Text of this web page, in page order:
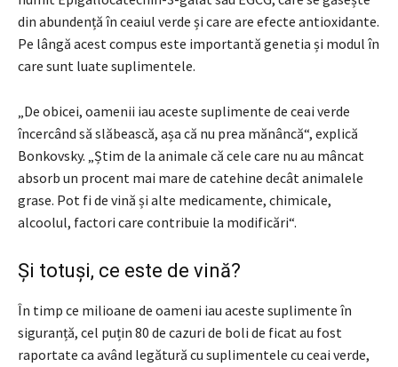
din abundență în ceaiul verde și care are efecte antioxidante.
Pe lângă acest compus este importantă genetia și modul în
care sunt luate suplimentele.
„De obicei, oamenii iau aceste suplimente de ceai verde
încercând să slăbească, așa că nu prea mănâncă“, explică
Bonkovsky. „Știm de la animale că cele care nu au mâncat
absorb un procent mai mare de catehine decât animalele
grase. Pot fi de vină și alte medicamente, chimicale,
alcoolul, factori care contribuie la modificări“.
Și totuși, ce este de vină?
În timp ce milioane de oameni iau aceste suplimente în
siguranță, cel puțin 80 de cazuri de boli de ficat au fost
raportate ca având legătură cu suplimentele cu ceai verde,